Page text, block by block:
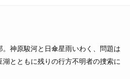
神原駿河と日傘星雨いわく、問題は
とともに残りの行方不明者の捜索に